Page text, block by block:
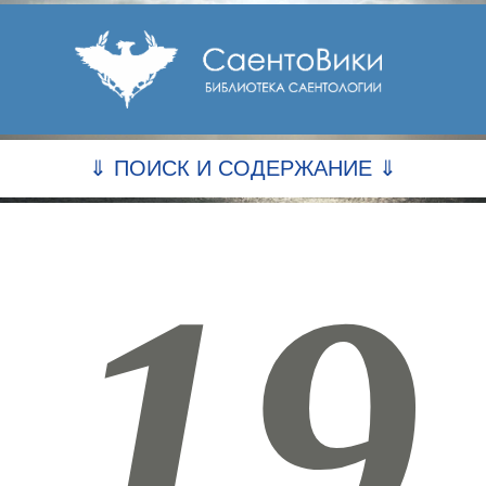
⇓ ПОИСК И СОДЕРЖАНИЕ ⇓